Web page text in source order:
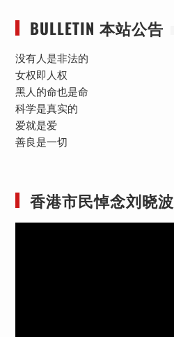
BULLETIN 本站公告
没有人是非法的
女权即人权
黑人的命也是命
科学是真实的
爱就是爱
善良是一切
香港市民悼念刘晓波